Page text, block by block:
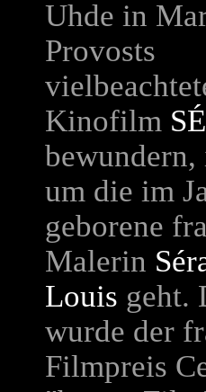
Uhde in
Provosts
Kinofilm
bewundern,
um die im
geborene
Malerin
Louis geht.
wurde der
Filmpreis